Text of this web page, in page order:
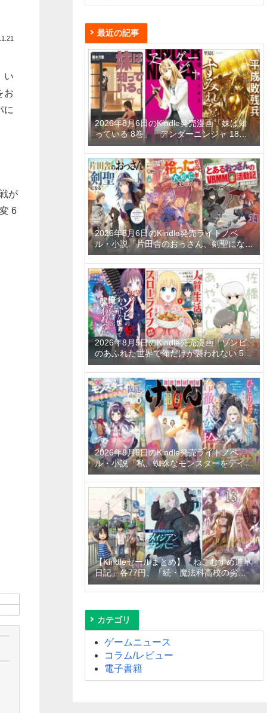
い
お
に
が
6
最近の記事
2026年8月6日のKindle発売漫画「妹は知
っている 8巻」「アンダーニンジャ 18
巻」「平成敗残兵すみれちゃん 11巻」な
ど
2026年8月6日のKindle発売ライトノベ
ル・小説「片田舎のおっさん、剣聖になる
11 ～ただの田舎の剣術師範だったのに、
大成した弟子たちが俺を放ってくれない件
～」「拾ったものは大切にしましょう ～
子狼に気に入られた男の転移物語～ 6巻」
「とあるおっさんのVRMMO活動記 34
巻」など
2026年8月5日のKindle発売漫画「ゾンビ
のあふれた世界で俺だけが襲われない 5
巻」「人質生活から始めるスローライフ
おかわり！ 1巻」「佐橋くんのあやかし日
和 3巻」など
2026年8月5日のKindle発売ライトノベ
ル・小説「私、蜘蛛なモンスターをテイム
したので、スパイダーシルクで裁縫を頑張
ります！ 4巻」「異世界居酒屋「げん」三
杯目」「転生したらひとりぼっちだった
私、最強国の冷徹大公に拾われる～不愛想
な最強保護者のもとで、稀代の才能が花開
きました～」など
【Kindleセールまとめ】「ねこむすめ道草
日記」各77円、「続・魔法科高校の劣等
生 メイジアン・カンパニー」99円～
50%off、「ロード・エルメロイＩＩ世の
カテゴリ
ゲームニュース
コラム/レビュー
電子書籍